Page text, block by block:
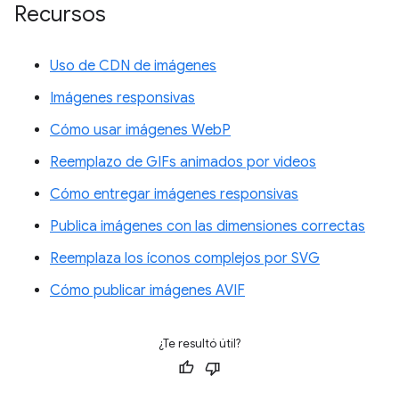
Recursos
Uso de CDN de imágenes
Imágenes responsivas
Cómo usar imágenes WebP
Reemplazo de GIFs animados por videos
Cómo entregar imágenes responsivas
Publica imágenes con las dimensiones correctas
Reemplaza los íconos complejos por SVG
Cómo publicar imágenes AVIF
¿Te resultó útil?